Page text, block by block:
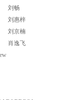
刘畅
刘惠梓
刘京楠
肖逸飞